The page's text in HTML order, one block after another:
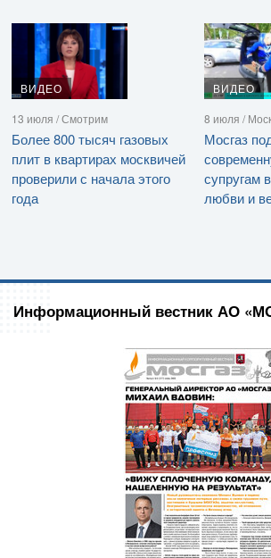
ВИДЕО
13 июля / Смотрим
Более 800 тысяч газовых
плит в квартирах москвичей
проверили с начала этого
года
ВИДЕО
8 июля /
Мосгаз
супругам
любви и
Информационный вестник АО